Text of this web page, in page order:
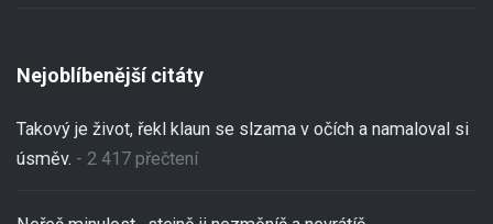
Nejoblíbenější citáty
Takový je život, řekl klaun se slzama v očích a namaloval si
úsměv. - 2 417 přečtení